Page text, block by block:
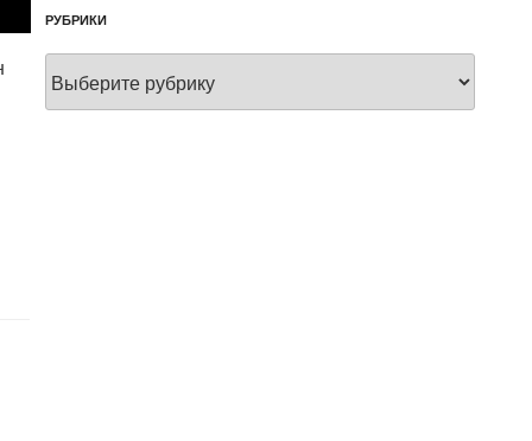
РУБРИКИ
Рубрики